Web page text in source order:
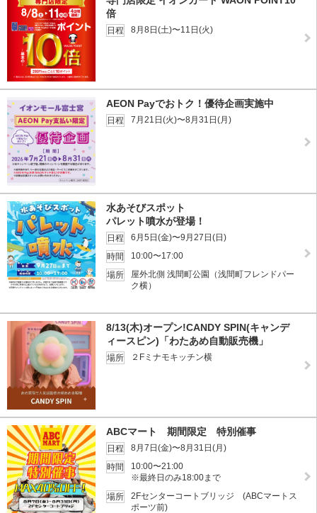
倍
日程 8月8日(土)〜11日(火)
AEON Payでおトク！優待企画実施中
日程 7月21日(火)〜8月31日(月)
水あそびスポット
パレット噴水が登場！
日程
6月5日(金)〜9月27日(日)
時間
10:00〜17:00
場所
屋外北側 浅間町公園（浅間町フレンドパー
ク横）
8/13(木)オープン!CANDY SPIN(キャンデ
ィースピン)「わたあめ自動販売機」
場所 ２Fミナモキッチン横
ABCマート 期間限定 特別催事
日程
8月7日(金)〜8月31日(月)
時間
10:00〜21:00
※最終日のみ18:00まで
場所
2Fセンターコートブリッジ (ABCマートス
ポーツ前)